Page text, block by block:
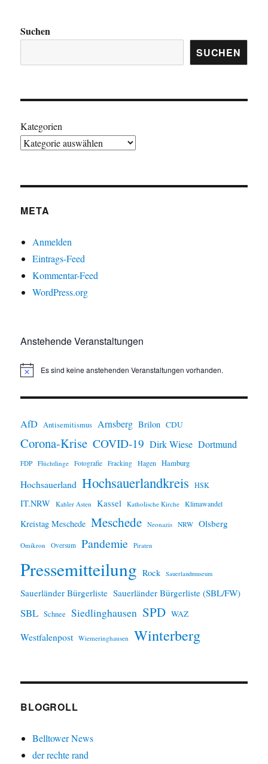
Suchen
SUCHEN
Kategorien
META
Anmelden
Eintrags-Feed
Kommentar-Feed
WordPress.org
Anstehende Veranstaltungen
H
Es sind keine anstehenden Veranstaltungen vorhanden.
AfD Antisemitismus Arnsberg Brilon CDU
Corona-Krise COVID-19 Dirk Wiese Dortmund
FDP Flüchtlinge Fotografie Fracking Hagen Hamburg
Hochsauerland Hochsauerlandkreis HSK
IT.NRW Kahler Asten Kassel Katholische Kirche Klimawandel
Kreistag Meschede Meschede Neonazis NRW Olsberg
Omikron Oversum Pandemie Piraten
Pressemitteilung Rock Sauerlandmuseum
Sauerländer Bürgerliste Sauerländer Bürgerliste (SBL/FW)
SBL Schnee Siedlinghausen SPD WAZ
Westfalenpost Wiemeringhausen Winterberg
BLOGROLL
Belltower News
der rechte rand